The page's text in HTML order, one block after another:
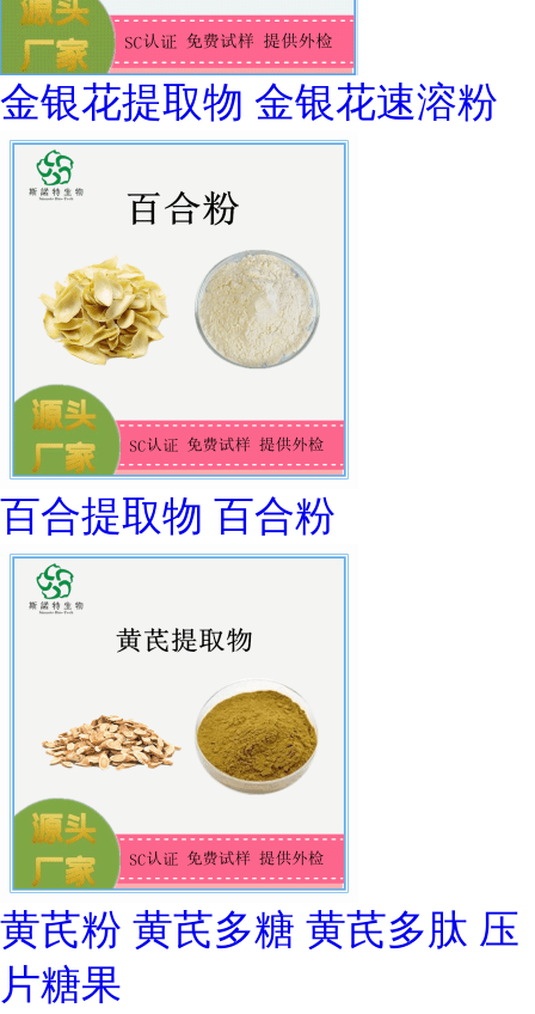
金银花提取物 金银花速溶粉
百合提取物 百合粉
黄芪粉 黄芪多糖 黄芪多肽 压
片糖果